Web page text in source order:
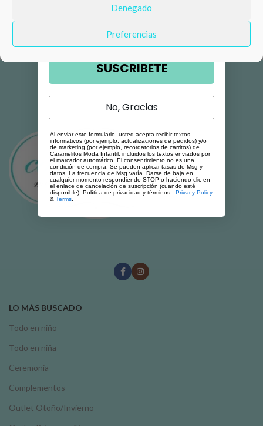
Denegado
Preferencias
LO MÁS BUSCADO
Todo en niño
Todo en niña
Ceremonia
Complementos
Outlet Otoño/Invierno
Email
SUSCRIBETE
No, Gracias
Al enviar este formulario, usted acepta recibir textos
informativos (por ejemplo, actualizaciones de pedidos) y/o
de marketing (por ejemplo, recordatorios de carritos) de
Caramelitos Moda Infantil, incluidos los textos enviados por
el marcador automático. El consentimiento no es una
condición de compra. Se pueden aplicar tasas de Msg y
datos. La frecuencia de Msg varía. Darse de baja en
cualquier momento respondiendo STOP o haciendo clic en
el enlace de cancelación de suscripción (cuando esté
disponible). Política de privacidad y términos.. Privacy Policy
& Terms